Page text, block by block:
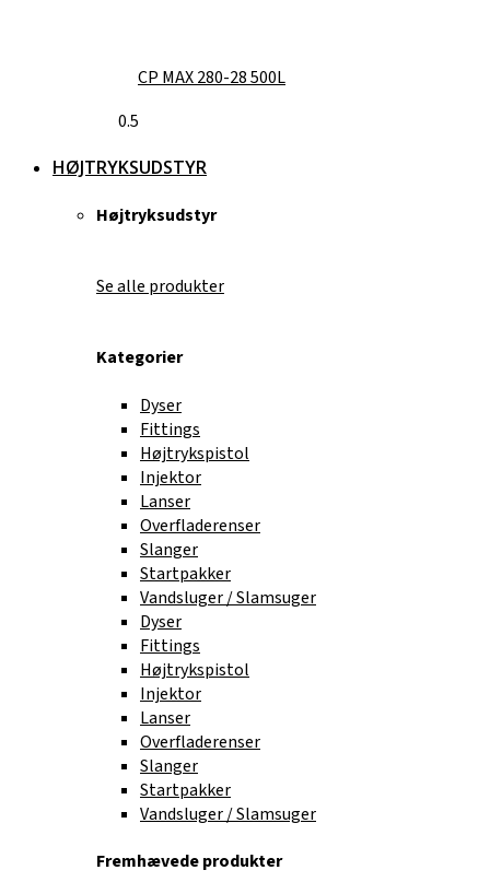
CP MAX 280-28 500L
HØJTRYKSUDSTYR
Højtryksudstyr
Se alle produkter
Kategorier
Dyser
Fittings
Højtrykspistol
Injektor
Lanser
Overfladerenser
Slanger
Startpakker
Vandsluger / Slamsuger
Dyser
Fittings
Højtrykspistol
Injektor
Lanser
Overfladerenser
Slanger
Startpakker
Vandsluger / Slamsuger
Fremhævede produkter